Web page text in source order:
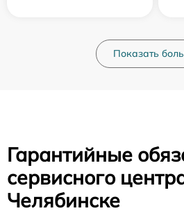
Показать
Гарантийные
сервисного
Челябинске